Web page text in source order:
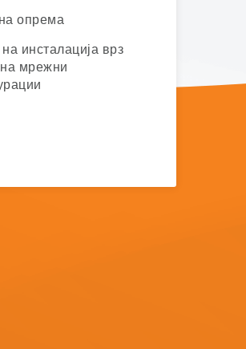
опрема
инсталација врз
мрежни